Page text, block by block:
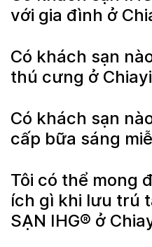
với gia đình ở
Có khách sạn
thú cưng ở
Có khách sạn
cấp bữa sáng
Tôi có thể mong
ích gì khi lưu trú
SẠN IHG® ở